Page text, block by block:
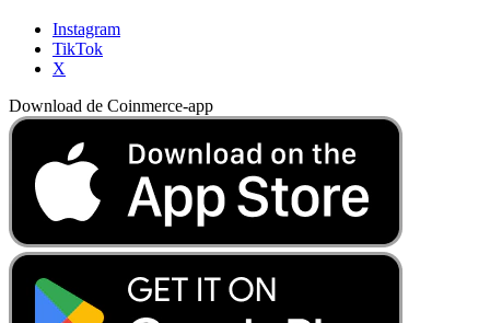
Instagram
TikTok
X
Download de Coinmerce-app